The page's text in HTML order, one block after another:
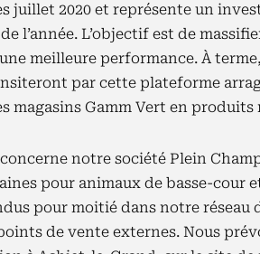
juillet 2020 et représente un
l’année. L’objectif est de
meilleure performance. À
par cette plateforme
magasins Gamm Vert en produits
notre société Plein
pour animaux de basse-cour
pour moitié dans notre réseau
de vente externes. Nous